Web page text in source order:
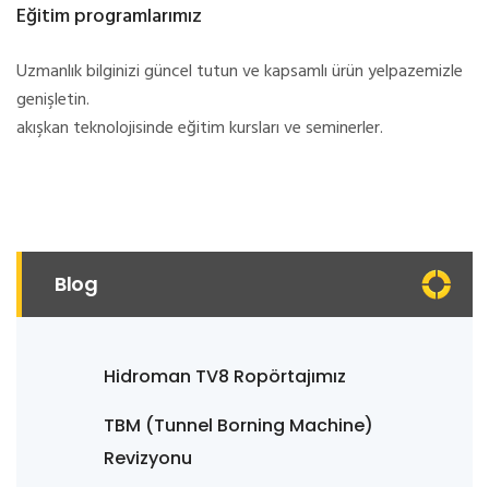
Eğitim programlarımız
Uzmanlık bilginizi güncel tutun ve kapsamlı ürün yelpazemizle
genişletin.
akışkan teknolojisinde eğitim kursları ve seminerler.
Blog
Hidroman TV8 Ropörtajımız
TBM (Tunnel Borning Machine)
Revizyonu